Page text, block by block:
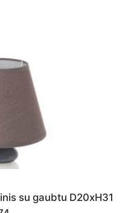
su gaubtu D20xH31